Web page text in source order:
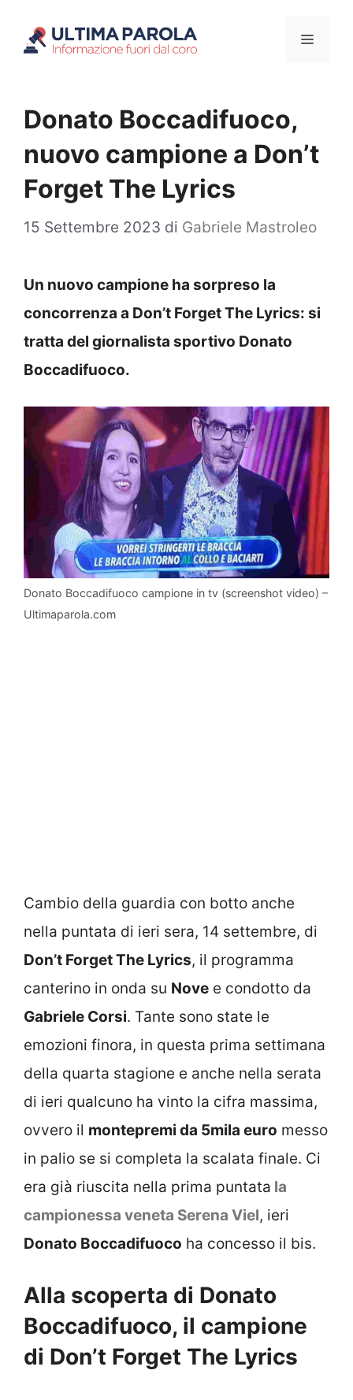
Menu
Donato Boccadifuoco,
nuovo campione a Don’t
Forget The Lyrics
15 Settembre 2023 di Gabriele Mastroleo
Un nuovo campione ha sorpreso la
concorrenza a Don’t Forget The Lyrics: si
tratta del giornalista sportivo Donato
Boccadifuoco.
Donato Boccadifuoco campione in tv (screenshot video) –
Ultimaparola.com
Cambio della guardia con botto anche
nella puntata di ieri sera, 14 settembre, di
Don’t Forget The Lyrics, il programma
canterino in onda su Nove e condotto da
Gabriele Corsi. Tante sono state le
emozioni finora, in questa prima settimana
della quarta stagione e anche nella serata
di ieri qualcuno ha vinto la cifra massima,
ovvero il montepremi da 5mila euro messo
in palio se si completa la scalata finale. Ci
era già riuscita nella prima puntata la
campionessa veneta Serena Viel, ieri
Donato Boccadifuoco ha concesso il bis.
Alla scoperta di Donato
Boccadifuoco, il campione
di Don’t Forget The Lyrics